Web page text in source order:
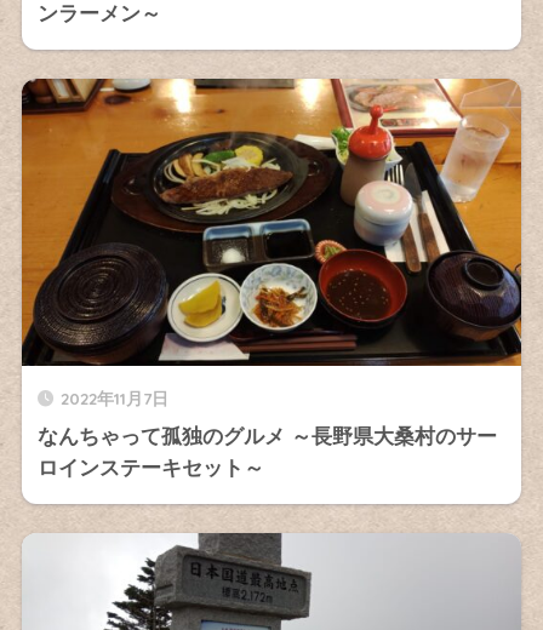
ンラーメン～
2022年11月7日
なんちゃって孤独のグルメ ～長野県大桑村のサー
ロインステーキセット～